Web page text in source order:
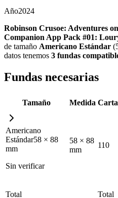
Año2024
Robinson Crusoe: Adventures
Companion App Pack #01:
de tamaño Americano Estándar (
datos tenemos 3 fundas
Fundas necesarias
Tamaño Medida
Americano
Estándar58 × 88
mm
Sin verificar
58 × 88
mm
110
Total Total